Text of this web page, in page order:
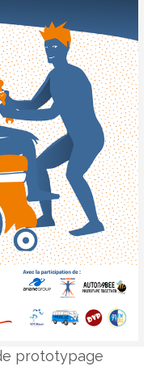
prototypage